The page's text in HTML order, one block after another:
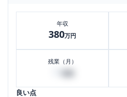
年収
380万円
残業（月）
良い点